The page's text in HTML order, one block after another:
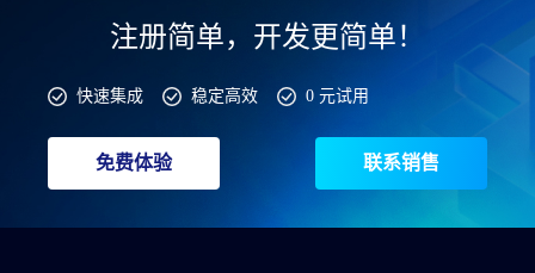
注册简单，开发更简单！
快速集成 稳定高效 0 元试用
免费体验 联系销售